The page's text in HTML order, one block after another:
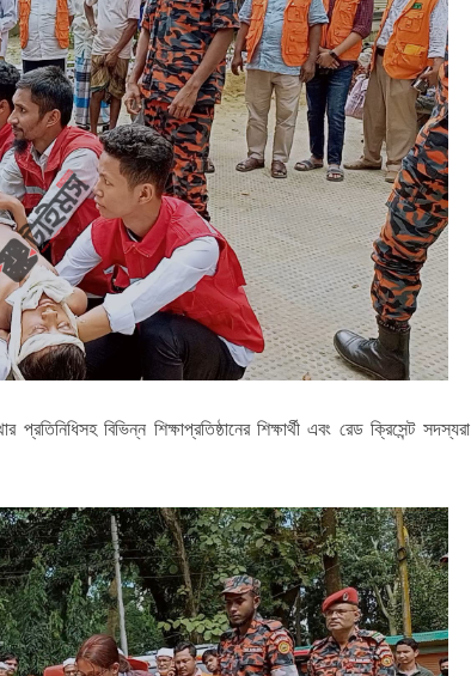
বিভিন্ন শিক্ষাপ্রতিষ্ঠানের শিক্ষার্থী এবং রেড ক্রিসেন্ট সদস্যরা